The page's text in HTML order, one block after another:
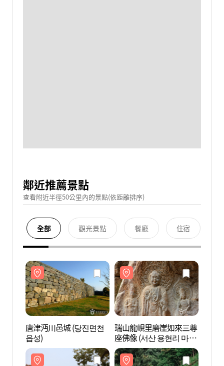
鄰近推薦景點
查看附近半徑50公里內的景點(依距離排序)
全部 觀光景點 餐廳 住宿
唐津沔川邑城 (당진면천
읍성)
瑞山龍峴里磨崖如來三尊
座佛像 (서산 용현리 마애
여래삼존상)